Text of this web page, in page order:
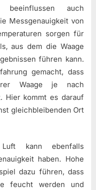
beeinflussen auch
Messgenauigkeit von
sorgen für
aus dem die Waage
führen kann.
gemacht, dass
Waage je nach
Hier kommt es darauf
gleichbleibenden Ort
kann ebenfalls
haben. Hohe
dazu führen, dass
feucht werden und